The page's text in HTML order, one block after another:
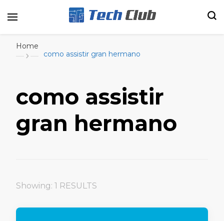
Home
como assistir gran hermano
como assistir
gran hermano
Showing: 1 RESULTS